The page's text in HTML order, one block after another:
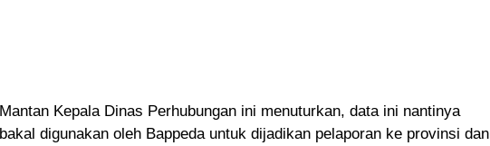
Mantan Kepala Dinas Perhubungan ini menuturkan, data ini nantinya
bakal digunakan oleh Bappeda untuk dijadikan pelaporan ke provinsi dan